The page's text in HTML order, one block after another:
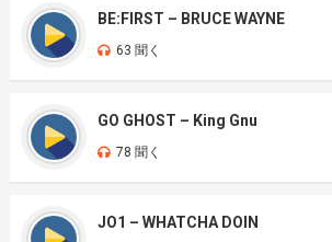
BE:FIRST – BRUCE WAYNE
63 聞く
GO GHOST – King Gnu
78 聞く
JO1 – WHATCHA DOIN